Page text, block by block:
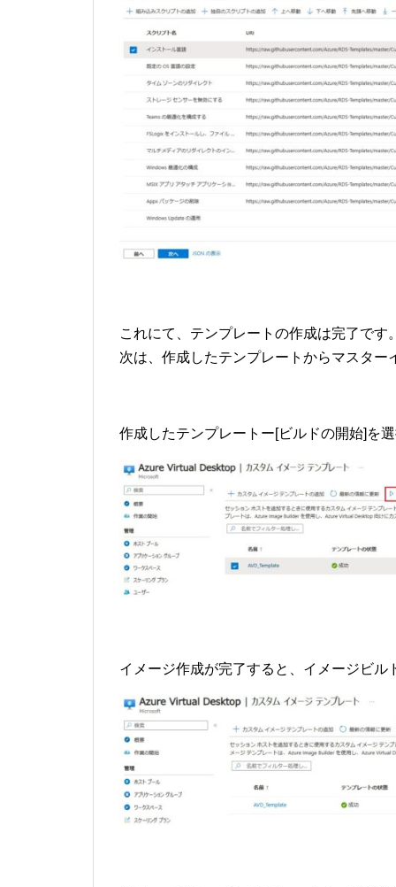
これにて、テンプレートの作成は完了です
次は、作成したテンプレートからマスター
作成したテンプレートー[ビルドの開始]を
イメージ作成が完了すると、イメージビル